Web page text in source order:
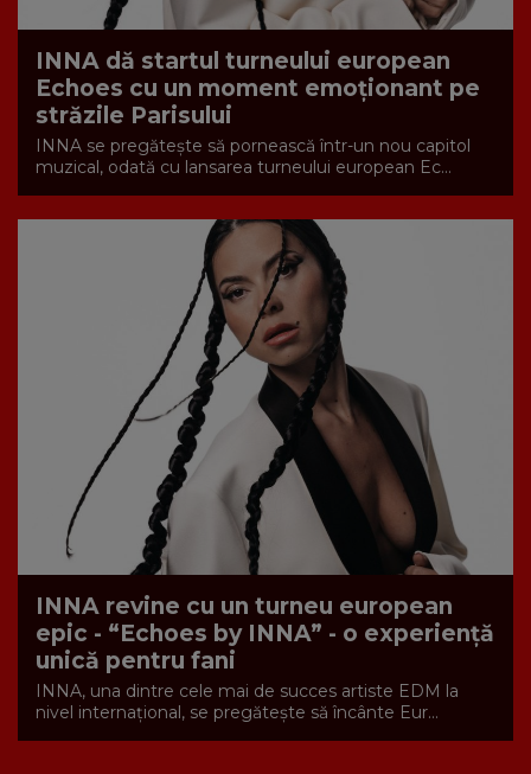
INNA dă startul turneului european
Echoes cu un moment emoționant pe
străzile Parisului
INNA se pregătește să pornească într-un nou capitol
muzical, odată cu lansarea turneului european Ec...
INNA revine cu un turneu european
epic - “Echoes by INNA” - o experiență
unică pentru fani
INNA, una dintre cele mai de succes artiste EDM la
nivel internațional, se pregătește să încânte Eur...